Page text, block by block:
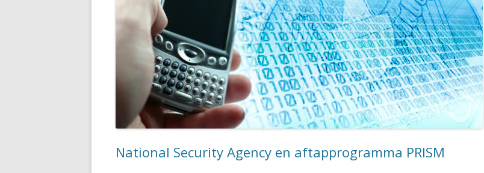
National Security Agency en aftapprogramma PRISM